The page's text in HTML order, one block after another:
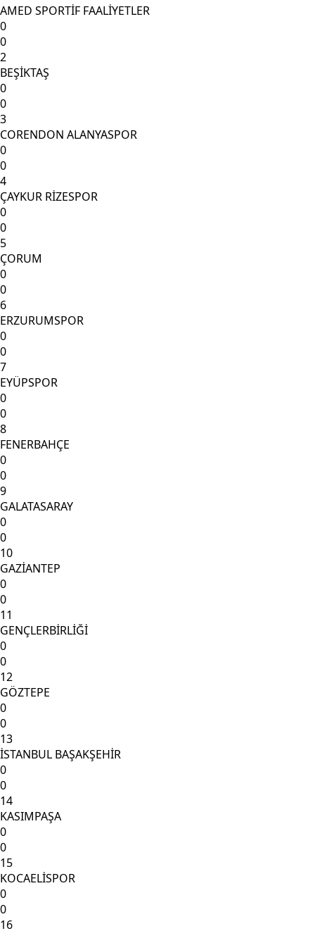
AMED SPORTİF FAALİYETLER
0
0
2
BEŞİKTAŞ
0
0
3
CORENDON ALANYASPOR
0
0
4
ÇAYKUR RİZESPOR
0
0
5
ÇORUM
0
0
6
ERZURUMSPOR
0
0
7
EYÜPSPOR
0
0
8
FENERBAHÇE
0
0
9
GALATASARAY
0
0
10
GAZİANTEP
0
0
11
GENÇLERBİRLİĞİ
0
0
12
GÖZTEPE
0
0
13
İSTANBUL BAŞAKŞEHİR
0
0
14
KASIMPAŞA
0
0
15
KOCAELİSPOR
0
0
16